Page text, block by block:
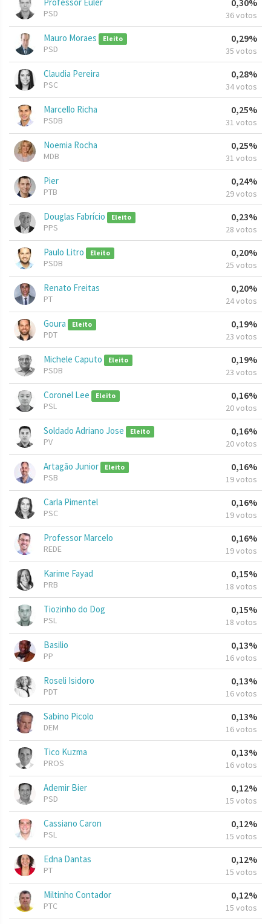
PSD
0,30%
36 votos
Mauro Moraes Eleito
PSD
0,29%
35 votos
Claudia Pereira
PSC
0,28%
34 votos
Marcello Richa
PSDB
0,25%
31 votos
Noemia Rocha
MDB
0,25%
31 votos
Pier
PTB
0,24%
29 votos
Douglas Fabrício Eleito
PPS
0,23%
28 votos
Paulo Litro Eleito
PSDB
0,20%
25 votos
Renato Freitas
PT
0,20%
24 votos
Goura Eleito
PDT
0,19%
23 votos
Michele Caputo Eleito
PSDB
0,19%
23 votos
Coronel Lee Eleito
PSL
0,16%
20 votos
Soldado Adriano Jose Eleito
PV
0,16%
20 votos
Artagão Junior Eleito
PSB
0,16%
19 votos
Carla Pimentel
PSC
0,16%
19 votos
Professor Marcelo
REDE
0,16%
19 votos
Karime Fayad
PRB
0,15%
18 votos
Tiozinho do Dog
PSL
0,15%
18 votos
Basilio
PP
0,13%
16 votos
Roseli Isidoro
PDT
0,13%
16 votos
Sabino Picolo
DEM
0,13%
16 votos
Tico Kuzma
PROS
0,13%
16 votos
Ademir Bier
PSD
0,12%
15 votos
Cassiano Caron
PSL
0,12%
15 votos
Edna Dantas
PT
0,12%
15 votos
Miltinho Contador
PTC
0,12%
15 votos